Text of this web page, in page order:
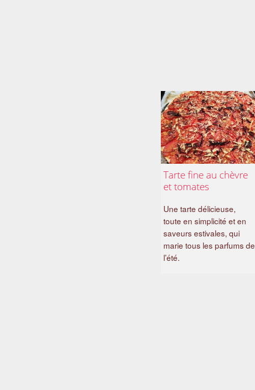
Tarte fine au chèvre
et tomates
Une tarte délicieuse,
toute en simplicité et en
saveurs estivales, qui
marie tous les parfums de
l’été.